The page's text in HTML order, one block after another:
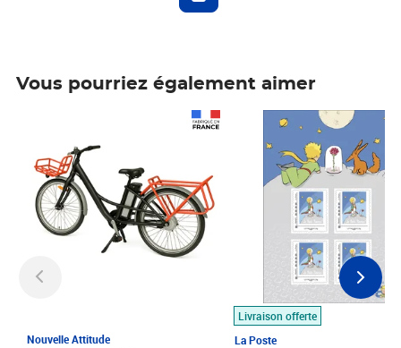
Vous pourriez également aimer
Nouvelle Attitude
Livraison offerte
La Poste
Prix 7,50€